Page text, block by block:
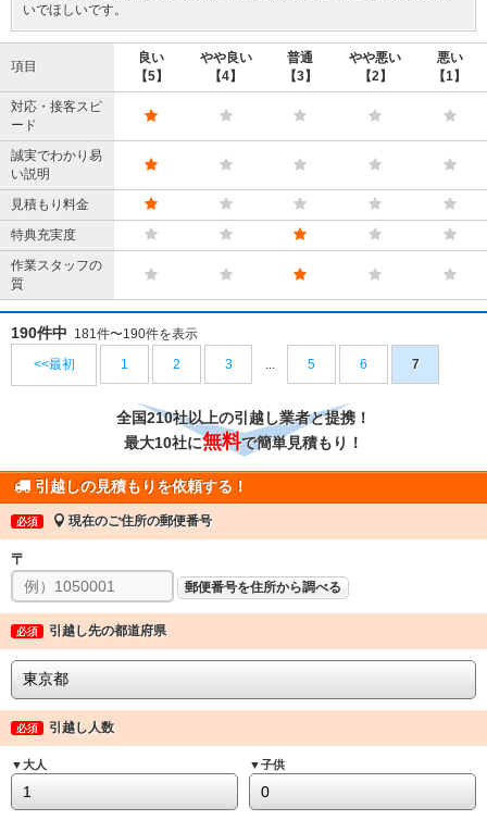
いでほしいです。
項目
良い
【5】
やや良い
【4】
普通
【3】
やや悪い
【2】
悪い
【1】
対応・接客スピ
ード
誠実でわかり易
い説明
見積もり料金
特典充実度
作業スタッフの
質
190件中 181件〜190件を表示
<<最初
1 2 3 5 6 7
全国210社以上の引越し業者と提携！
最大10社に無料で簡単見積もり！
引越しの見積もりを依頼する！
必須 現在のご住所の郵便番号
〒
郵便番号を住所から調べる
必須 引越し先の都道府県
必須 引越し人数
▼大人 ▼子供